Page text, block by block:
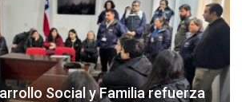
Social y Familia refuerza